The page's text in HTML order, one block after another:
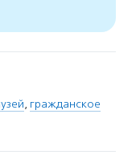
, гражданское